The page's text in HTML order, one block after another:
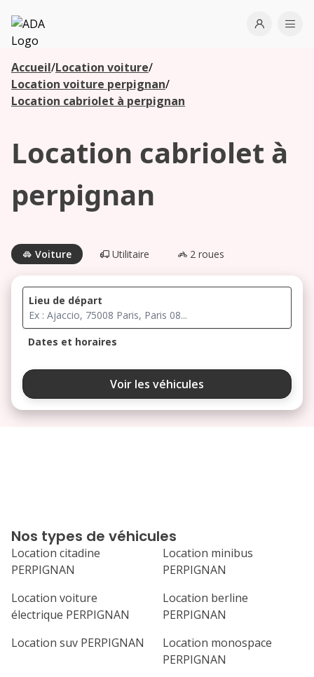
ADA
Open
Accueil/Location voiture/
Location voiture perpignan/
Location cabriolet à perpignan
Location cabriolet à
perpignan
Voiture Utilitaire 2 roues
Lieu de départ
Dates et horaires
août 2026
ma me
24 25 26
31
septembre 2026
lu ma me je
1
2 3
Voir les véhicules
Nos types de véhicules
Location citadine
PERPIGNAN
Location minibus
PERPIGNAN
Location voiture
électrique PERPIGNAN
Location berline
PERPIGNAN
Location suv PERPIGNAN
Location monospace
PERPIGNAN
Les
agences à
proximité
Commencez
recherche
pour voir les
proximité